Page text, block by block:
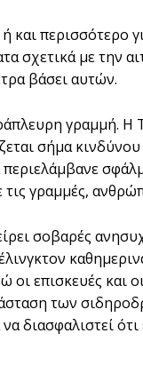
και περισσότερο
σχετικά με την
βάσει αυτών.
γραμμή.
σήμα
περιελάμβανε
γραμμές,
σοβαρές
επισκευές και
των
διασφαλιστεί